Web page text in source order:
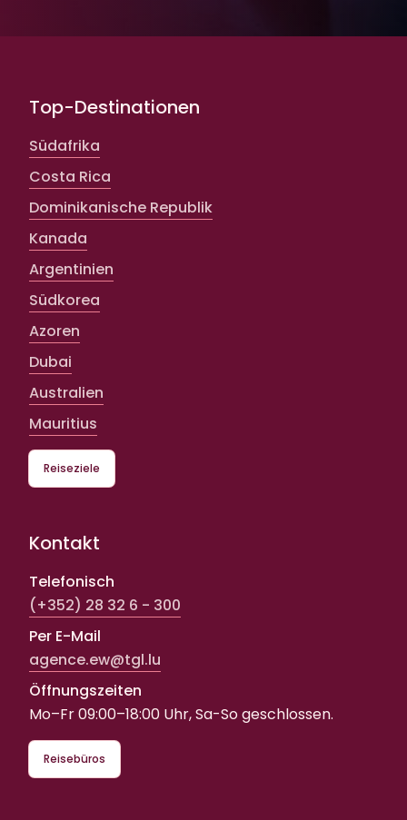
Top-Destinationen
Südafrika
Costa Rica
Dominikanische Republik
Kanada
Argentinien
Südkorea
Azoren
Dubai
Australien
Mauritius
Reiseziele
Kontakt
Telefonisch
(+352) 28 32 6 - 300
Per E-Mail
agence.ew@tgl.lu
Öffnungszeiten
Mo–Fr 09:00–18:00 Uhr, Sa-So geschlossen.
Reisebüros